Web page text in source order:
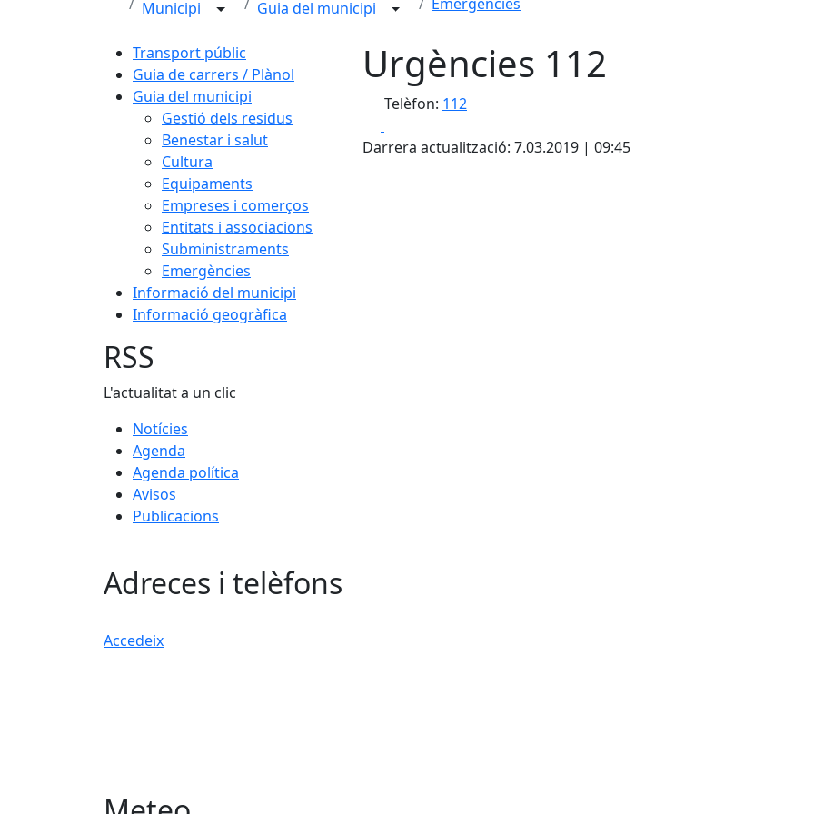
Municipi Guia del municipi
Transport públic
Guia de carrers / Plànol
Guia del municipi
Gestió dels residus
Benestar i salut
Cultura
Equipaments
Empreses i comerços
Entitats i associacions
Subministraments
Emergències
Informació del municipi
Informació geogràfica
Urgències 112
Telèfon: 112
Darrera actualització: 7.03.2019 | 09:45
RSS
L'actualitat a un clic
Notícies
Agenda
Agenda política
Avisos
Publicacions
Adreces i telèfons
Accedeix